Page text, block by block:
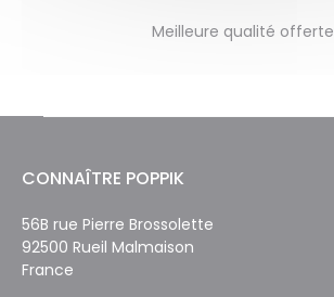
Meilleure qualité offerte
CONNAÎTRE POPPIK
56B rue Pierre Brossolette
92500 Rueil Malmaison
France